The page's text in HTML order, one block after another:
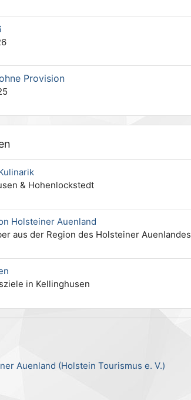
Provision
& Hohenlockstedt
Holsteiner Auenland
aus der Region des Holsteiner Auenlandes
in Kellinghusen
Auenland (Holstein Tourismus e. V.)